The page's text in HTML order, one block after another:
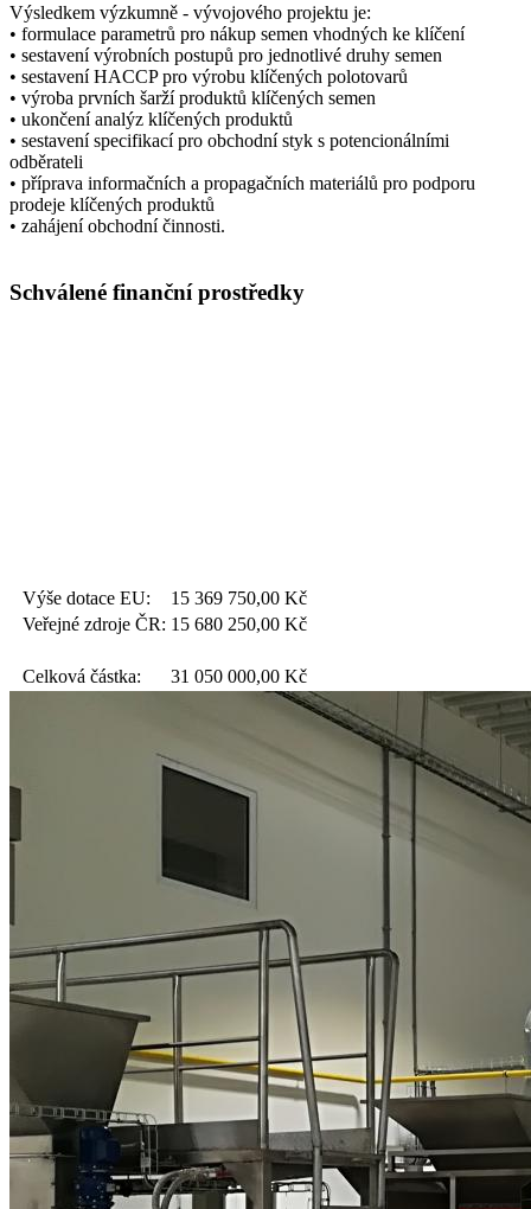
Výsledkem výzkumně - vývojového projektu je:
• formulace parametrů pro nákup semen vhodných ke klíčení
• sestavení výrobních postupů pro jednotlivé druhy semen
• sestavení HACCP pro výrobu klíčených polotovarů
• výroba prvních šarží produktů klíčených semen
• ukončení analýz klíčených produktů
• sestavení specifikací pro obchodní styk s potencionálními
odběrateli
• příprava informačních a propagačních materiálů pro podporu
prodeje klíčených produktů
• zahájení obchodní činnosti.
Schválené finanční prostředky
Výše dotace EU: 15 369 750,00 Kč
Veřejné zdroje ČR: 15 680 250,00 Kč
Celková částka: 31 050 000,00 Kč